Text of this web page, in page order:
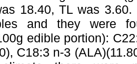
18.40, TL was
and they were
edible portion):
C18:3 n-3